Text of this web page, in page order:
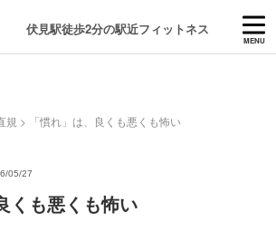
伏見駅徒歩2分の駅近フィットネス
MENU
規 > 「慣れ」は、良くも悪くも怖い
05/27
くも悪くも怖い